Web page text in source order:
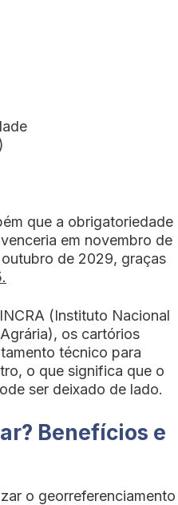
que a obrigatoriedade
em novembro de
de 2029, graças
(Instituto Nacional
os cartórios
técnico para
o que significa que o
ser deixado de lado.
Benefícios e
o georreferenciamento